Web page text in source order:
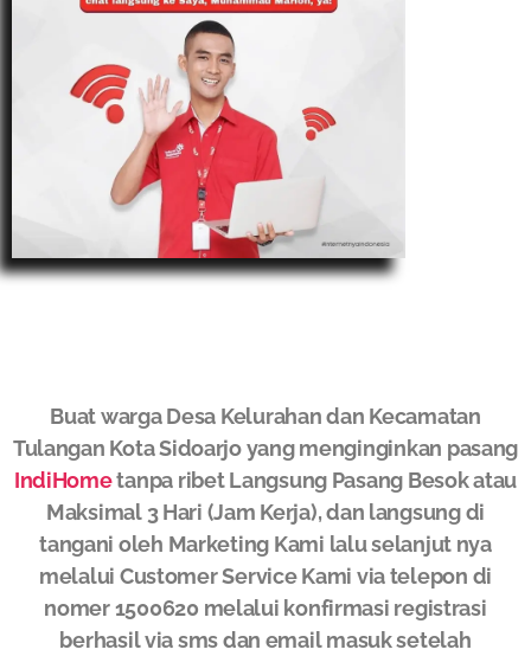
Buat warga Desa Kelurahan dan Kecamatan
Tulangan Kota Sidoarjo yang menginginkan pasang
IndiHometanpa ribet Langsung Pasang Besok atau
Maksimal 3 Hari (Jam Kerja), dan langsung di
tangani oleh Marketing Kami lalu selanjut nya
melalui Customer Service Kami via telepon di
nomer 1500620 melalui konfirmasi registrasi
berhasil via sms dan email masuk setelah